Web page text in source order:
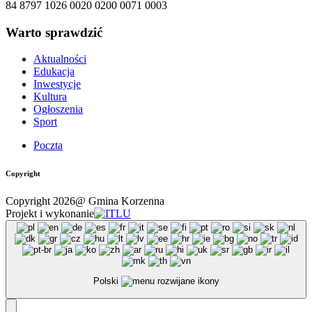
84 8797 1026 0020 0200 0071 0003
Warto sprawdzić
Aktualności
Edukacja
Inwestycje
Kultura
Ogłoszenia
Sport
Poczta
Copyright
Copyright 2026@ Gmina Korzenna
Projekt i wykonanie
Polski